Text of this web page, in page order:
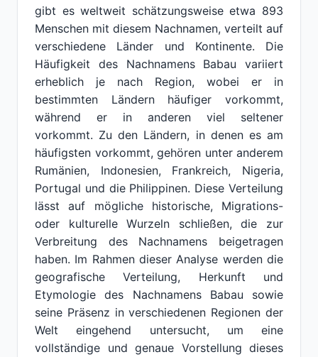
gibt es weltweit schätzungsweise etwa 893
Menschen mit diesem Nachnamen, verteilt auf
verschiedene Länder und Kontinente. Die
Häufigkeit des Nachnamens Babau variiert
erheblich je nach Region, wobei er in
bestimmten Ländern häufiger vorkommt,
während er in anderen viel seltener
vorkommt. Zu den Ländern, in denen es am
häufigsten vorkommt, gehören unter anderem
Rumänien, Indonesien, Frankreich, Nigeria,
Portugal und die Philippinen. Diese Verteilung
lässt auf mögliche historische, Migrations-
oder kulturelle Wurzeln schließen, die zur
Verbreitung des Nachnamens beigetragen
haben. Im Rahmen dieser Analyse werden die
geografische Verteilung, Herkunft und
Etymologie des Nachnamens Babau sowie
seine Präsenz in verschiedenen Regionen der
Welt eingehend untersucht, um eine
vollständige und genaue Vorstellung dieses